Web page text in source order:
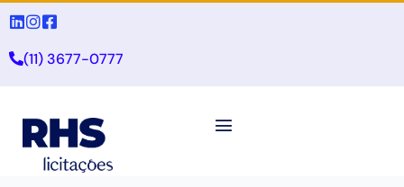
(11) 3677-0777